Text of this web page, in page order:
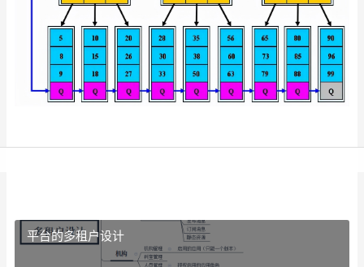
平台的多租户设计